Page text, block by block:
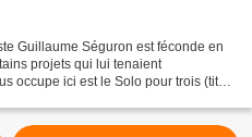
Guillaume Séguron est féconde en
projets qui lui tenaient
occupe ici est le Solo pour trois (titre